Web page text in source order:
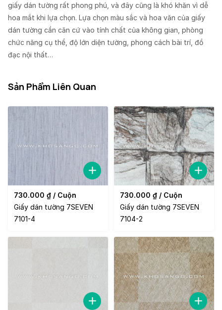
giấy dán tường rất phong phú, và đây cũng là khó khăn vì dễ
hoa mắt khi lựa chọn. Lựa chọn màu sắc và hoa văn của giấy
dán tường cần căn cứ vào tính chất của không gian, phòng
chức năng cụ thể, độ lớn diện tường, phong cách bài trí, đồ
đạc nội thất…
Sản Phẩm Liên Quan
730.000 ₫ / Cuộn
Giấy dán tường 7SEVEN
7101-4
730.000 ₫ / Cuộn
Giấy dán tường 7SEVEN
7104-2